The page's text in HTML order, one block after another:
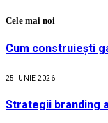
Cele mai noi
Cum construiești
25 IUNIE 2026
Strategii branding